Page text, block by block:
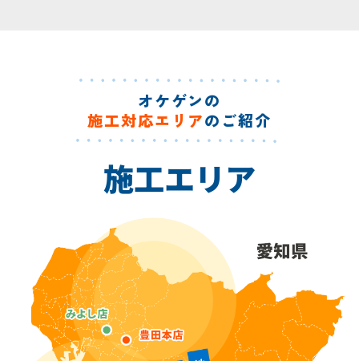
オケゲンの
施工対応エリアのご紹介
施工エリア